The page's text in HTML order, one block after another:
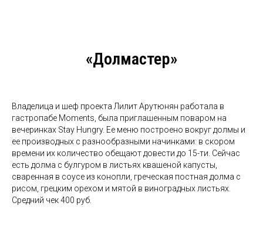
«Долмастер»
Владелица и шеф проекта Лилит Арутюнян работала в
гастропабе Moments, была приглашенным поваром на
вечеринках Stay Hungry. Ее меню построено вокруг долмы и
ее производных с разнообразными начинками: в скором
времени их количество обещают довести до 15-ти. Сейчас
есть долма с булгуром в листьях квашеной капусты,
сваренная в соусе из конопли, греческая постная долма с
рисом, грецким орехом и мятой в виноградных листьях.
Средний чек 400 руб.